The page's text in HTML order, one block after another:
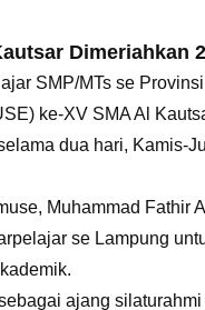
Dimeriahkan
SMP/MTs se
ke-XV SMA Al
dua hari, Kamis-
Muhammad Fathir
se Lampung
ajang